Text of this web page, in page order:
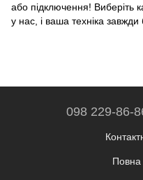
або підключення! Виберіть
у нас, і ваша техніка
098 229-86-
Повна